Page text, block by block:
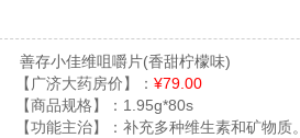
善存小佳维咀嚼片(香甜柠檬味)
【广济大药房价】： ¥79.00
【商品规格】： 1.95g*80s
【功能主治】： 补充多种维生素和矿物质。